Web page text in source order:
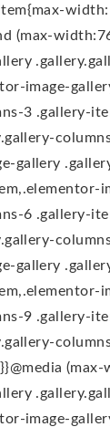
(max-
image-
3 .gallery-
gallery
6 .gallery-
gallery
9 .gallery-
image-